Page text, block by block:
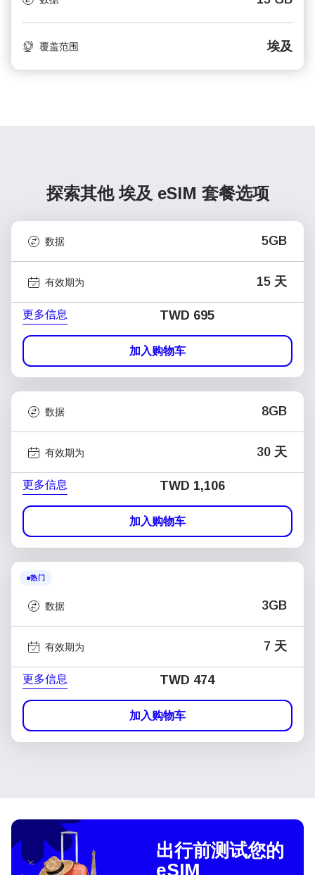
覆盖范围 埃及
探索其他 埃及 eSIM 套餐选项
数据 5GB
有效期为 15 天
更多信息 TWD 695
加入购物车
数据 8GB
有效期为 30 天
更多信息 TWD 1,106
加入购物车
热门
数据 3GB
有效期为 7 天
更多信息 TWD 474
加入购物车
出行前测试您的
eSIM